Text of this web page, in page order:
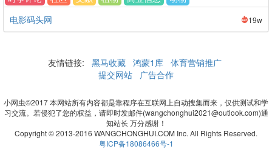
电影码头网
19w
友情链接: 黑马收藏 鸿蒙1库 体育营销推广
提交网站
广告合作
小网虫©2017 本网站所有内容都是靠程序在互联网上自动搜集而来，仅供测试和学
习交流。若侵犯了您的权益，请即时发邮件(wangchonghui2021@outlook.com)通
知站长 万分感谢！
Copyright © 2013-2016 WANGCHONGHUI.COM Inc. All Rights Reserved.
粤ICP备18086466号-1